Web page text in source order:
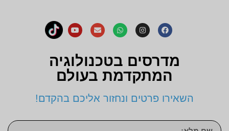
מדרסים בטכנולוגיה
המתקדמת בעולם
השאירו פרטים ונחזור אליכם בהקדם!